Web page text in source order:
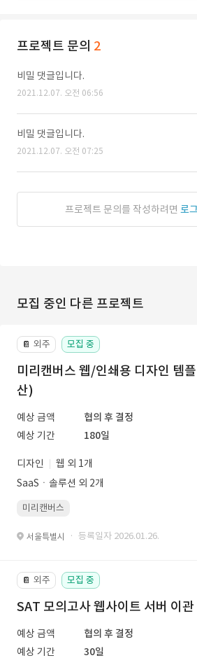
프로젝트 문의 2
비밀 댓글입니다.
2021.12.07. 오전 06:56
비밀 댓글입니다.
2021.12.07. 오전 07:25
프로젝트 문의를 작성하려면 로
모집 중인 다른 프로젝트
📔 외주 모집 중
미리캔버스 웹/인쇄용 디자인 템
산)
예상 금액
협의 후 결정
예상 기간
180일
디자인
웹 외 1개
SaaSㆍ솔루션 외 2개
미리캔버스
서울특별시 · 등록일자 2026.01.26.
📔 외주 모집 중
SAT 모의고사 웹사이트 서버 이관
예상 금액
협의 후 결정
예상 기간
30일